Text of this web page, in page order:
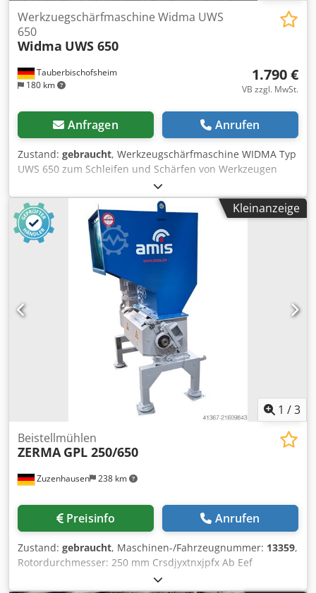
Tauberbischofsheim
180 km
Werkzuegschärfmaschine Widma UWS
650
Widma UWS 650
1.790 €
VB zzgl. MwSt.
Anfragen Anrufen
Zustand: gebraucht, Werkzeugschärfmaschine WIDMA Typ
UWS 650 zum Schleifen und Schärfen von Werkzeugen
oder zum Bearbeiten von komplexen geometrischen
Formen. Technische Daten: - Länge: 1.000 mm - Breite: 600
mm - Höhe: 1.400 mm - Aufnahmedorn Ø: 30 mm Crjdjzrx
Hkspfx Ab Ejf - Aufnahmedorn Länge: 135 mm
Kleinanzeige
1 /3
Zuzenhausen 238 km
Beistellmühlen
ZERMA GPL 250/650
Preisinfo Anrufen
Zustand: gebraucht, Maschinen-/Fahrzeugnummer: 13359,
Rotordurchmesser: 250 mm Crsdjyxtnxjpfx Ab Eef
Rotorbreite: 650 mm Rotormesser: 39 Statormesser: 2